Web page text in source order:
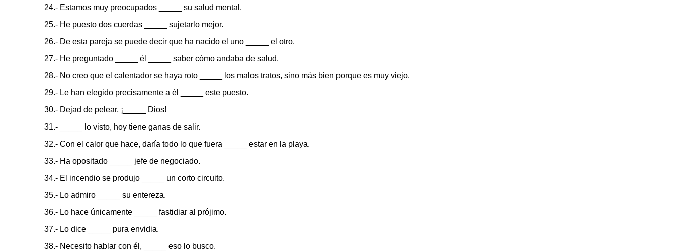
24.- Estamos muy preocupados _____ su salud mental.
25.- He puesto dos cuerdas _____ sujetarlo mejor.
26.- De esta pareja se puede decir que ha nacido el uno _____ el otro.
27.- He preguntado _____ él _____ saber cómo andaba de salud.
28.- No creo que el calentador se haya roto _____ los malos tratos, sino más bien porque es muy viejo.
29.- Le han elegido precisamente a él _____ este puesto.
30.- Dejad de pelear, ¡_____ Dios!
31.- _____ lo visto, hoy tiene ganas de salir.
32.- Con el calor que hace, daría todo lo que fuera _____ estar en la playa.
33.- Ha opositado _____ jefe de negociado.
34.- El incendio se produjo _____ un corto circuito.
35.- Lo admiro _____ su entereza.
36.- Lo hace únicamente _____ fastidiar al prójimo.
37.- Lo dice _____ pura envidia.
38.- Necesito hablar con él, _____ eso lo busco.